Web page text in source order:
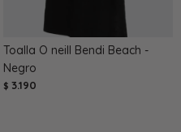
Toalla O neill Bendi Beach -
Negro
$ 3.190